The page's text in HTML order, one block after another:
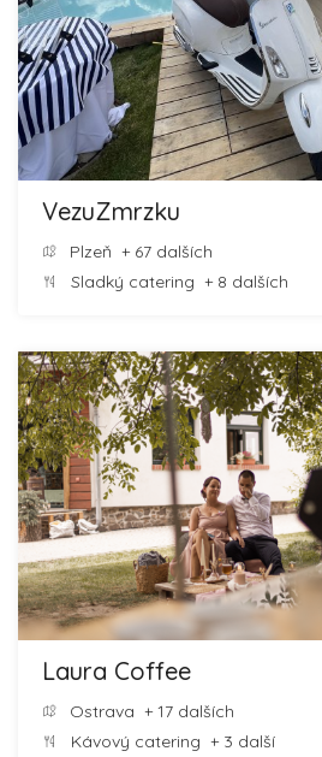
VezuZmrzku
Plzeň + 67 dalších
Sladký catering + 8 dalších
Laura Coffee
Ostrava + 17 dalších
Kávový catering + 3 další